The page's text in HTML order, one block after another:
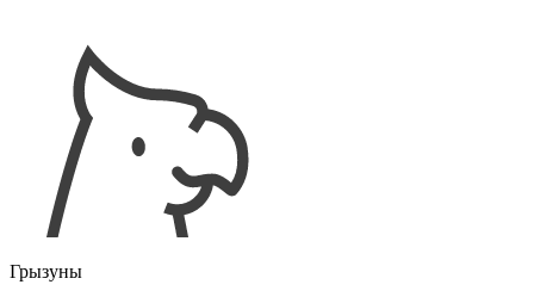
Грызуны